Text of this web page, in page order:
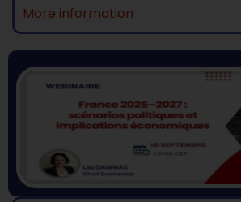
More information